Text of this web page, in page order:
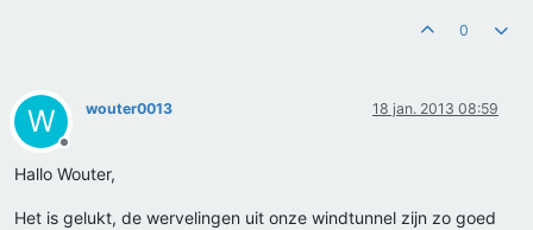
0
W
Offline
wouter0013 18 jan. 2013 08:59
Hallo Wouter,
Het is gelukt, de wervelingen uit onze windtunnel zijn zo goed